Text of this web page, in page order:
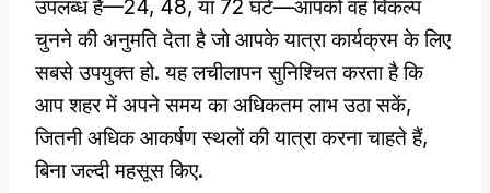
उपलब्ध है—24, 48, या 72 घंटे—आपको वह विकल्प
चुनने की अनुमति देता है जो आपके यात्रा कार्यक्रम के लिए
सबसे उपयुक्त हो. यह लचीलापन सुनिश्चित करता है कि
आप शहर में अपने समय का अधिकतम लाभ उठा सकें,
जितनी अधिक आकर्षण स्थलों की यात्रा करना चाहते हैं,
बिना जल्दी महसूस किए.